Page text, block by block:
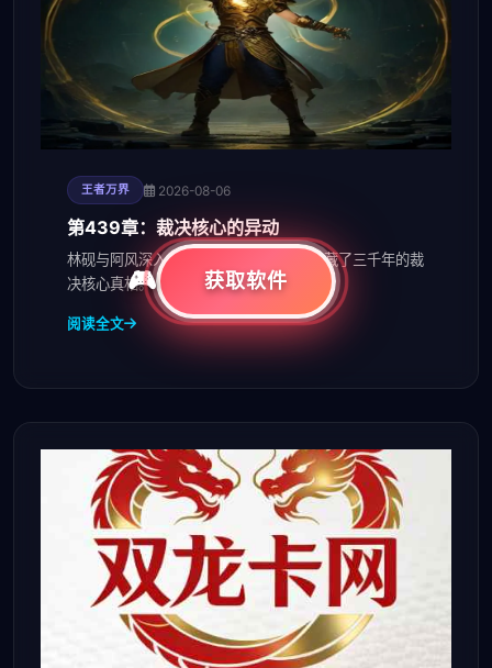
王者万界 2026-08-06
第439章：裁决核心的异动
林砚与阿风深入议会战舰残骸，发现被隐藏了三千年的裁
决核心真相。
阅读全文
获取软件